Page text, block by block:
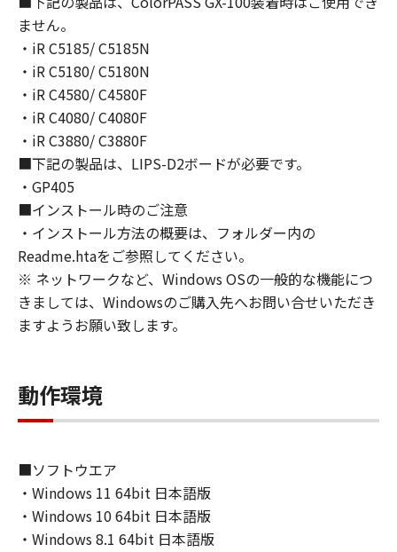
は、その内容によりキヤノンまたはキヤノンの
ライセンサーに帰属します。
５．輸出
お客様は、日本国政府または関連する外国政府
より必要な許可等を得ることなしに、「本ソフ
トウェア」の全部または一部を、直接または間
接に輸出してはなりません。
６．サポートおよびアップデート
キヤノン、キヤノンの子会社、関係会社、それ
らの販売代理店および販売店、並びにキヤノン
のライセンサーは、お客様による「本ソフトウ
ェア」の使用を支援すること、および「本ソフ
トウェア」に対してアップデート、バグの修正
あるいはサポートを行うことについて、いかな
る責任も負うものではありません。
状態で使用許諾されます。キヤノン、キヤノン
のライセンサー、キヤノンの子会社、キヤノン
の関連会社、それらの販売代理店または販売店
品性および特定の目的への適合性の保証を含
め、いかなる保証も、明示たると黙示たるとを
問わず一切しないものとします。
(2) キヤノン、キヤノンのライセンサー、キヤノ
ません。
・iR C5185/ C5185N
・iR C5180/ C5180N
・iR C4580/ C4580F
・iR C4080/ C4080F
・iR C3880/ C3880F
■下記の製品は、LIPS-D2ボードが必要です。
・GP405
■インストール時のご注意
・インストール方法の概要は、フォルダー内の
Readme.htaをご参照してください。
※ ネットワークなど、Windows OSの一般的な機能につ
きましては、Windowsのご購入先へお問い合せいただき
ますようお願い致します。
動作環境
■ソフトウエア
・Windows 11 64bit 日本語版
・Windows 10 64bit 日本語版
・Windows 8.1 64bit 日本語版